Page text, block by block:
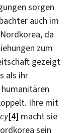
sorgen
auch im
da
zum
gezeigt
als ihr
Ihre mit
[4] macht sie
sein